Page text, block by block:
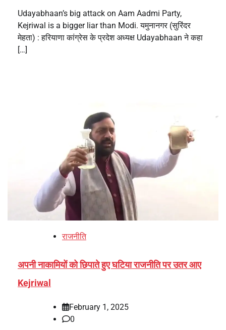
Udayabhaan’s big attack on Aam Aadmi Party,
Kejriwal is a bigger liar than Modi. यमुनानगर (सुरिंदर
मेहता) : हरियाणा कांग्रेस के प्रदेश अध्यक्ष Udayabhaan ने कहा
[…]
राजनीति
अपनी नाकामियों को छिपाते हुए घटिया राजनीति पर उतर आए
Kejriwal
February 1, 2025
0